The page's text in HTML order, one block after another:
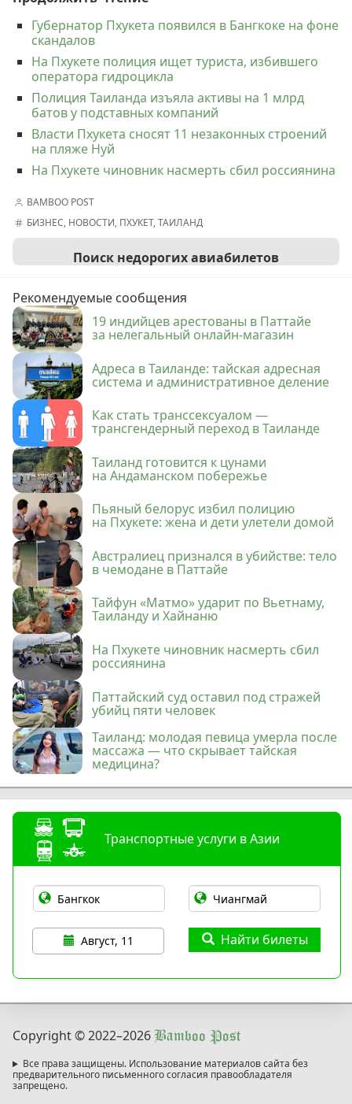
Губернатор Пхукета появился в Бангкоке на фоне
скандалов
На Пхукете полиция ищет туриста, избившего
оператора гидроцикла
Полиция Таиланда изъяла активы на 1 млрд
батов у подставных компаний
Власти Пхукета сносят 11 незаконных строений
на пляже Нуй
На Пхукете чиновник насмерть сбил россиянина
BAMBOO POST
БИЗНЕС, НОВОСТИ, ПХУКЕТ,ТАИЛАНД
Поиск недорогих авиабилетов
Рекомендуемые сообщения
19 индийцев арестованы в Паттайе
за нелегальный онлайн-магазин
Адреса в Таиланде: тайская адресная
система и административное деление
Как стать транссексуалом —
трансгендерный переход в Таиланде
Таиланд готовится к цунами
на Андаманском побережье
Пьяный белорус избил полицию
на Пхукете: жена и дети улетели домой
Австралиец признался в убийстве: тело
в чемодане в Паттайе
Тайфун «Матмо» ударит по Вьетнаму,
Таиланду и Хайнаню
На Пхукете чиновник насмерть сбил
россиянина
Паттайский суд оставил под стражей
убийц пяти человек
Таиланд: молодая певица умерла после
массажа — что скрывает тайская
медицина?
Транспортные услуги в Азии
Август, 11 Найти билеты
Copyright © 2022–2026 Bamboo Post
Все права защищены. Использование материалов сайта без
предварительного письменного согласия правообладателя
запрещено.